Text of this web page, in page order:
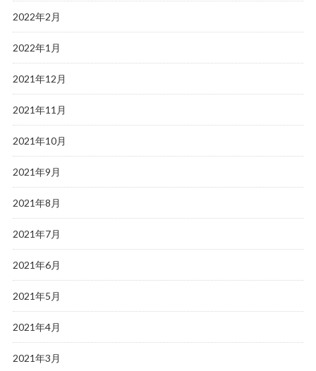
2022年2月
2022年1月
2021年12月
2021年11月
2021年10月
2021年9月
2021年8月
2021年7月
2021年6月
2021年5月
2021年4月
2021年3月